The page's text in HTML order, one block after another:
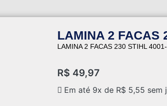
LAMINA 2 FACAS
LAMINA 2 FACAS 230 STIHL
R$ 49,97
Em até 9x de R$ 5,55 sem